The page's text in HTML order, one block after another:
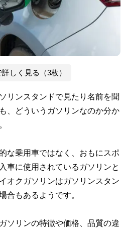
しく見る（3枚）
リンスタンドで見たり名前を聞
、どういうガソリンなのか分か
な乗用車ではなく、おもにスポ
車に使用されているガソリンと
オクガソリンはガソリンスタン
合もあるようです。
ソリンの特徴や価格、品質の違